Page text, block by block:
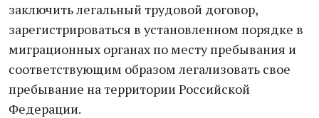
заключить легальный трудовой договор,
зарегистрироваться в установленном порядке в
миграционных органах по месту пребывания и
соответствующим образом легализовать свое
пребывание на территории Российской
Федерации.